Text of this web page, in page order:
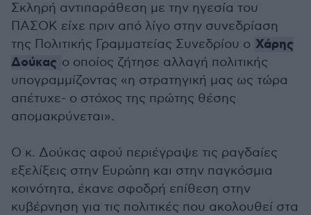
Σκληρή αντιπαράθεση με την ηγεσία του
ΠΑΣΟΚ είχε πριν από λίγο στην συνεδρίαση
της Πολιτικής Γραμματείας Συνεδρίου ο Χάρης
Δούκας ο οποίος ζήτησε αλλαγή πολιτικής
υπογραμμίζοντας «η στρατηγική μας ως τώρα
απέτυχε- ο στόχος της πρώτης θέσης
απομακρύνεται».
Ο κ. Δούκας αφού περιέγραψε τις ραγδαίες
εξελίξεις στην Ευρώπη και στην παγκόσμια
κοινότητα, έκανε σφοδρή επίθεση στην
κυβέρνηση για τις πολιτικές που ακολουθεί στα